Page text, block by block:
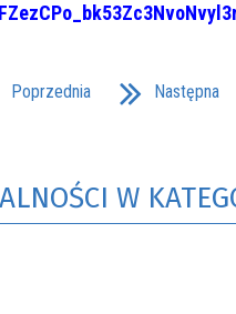
Poprzednia Następna
W